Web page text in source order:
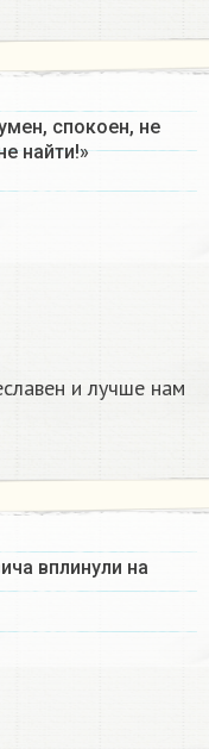
спокоен, не
найти!»
и лучше нам
вплинули на